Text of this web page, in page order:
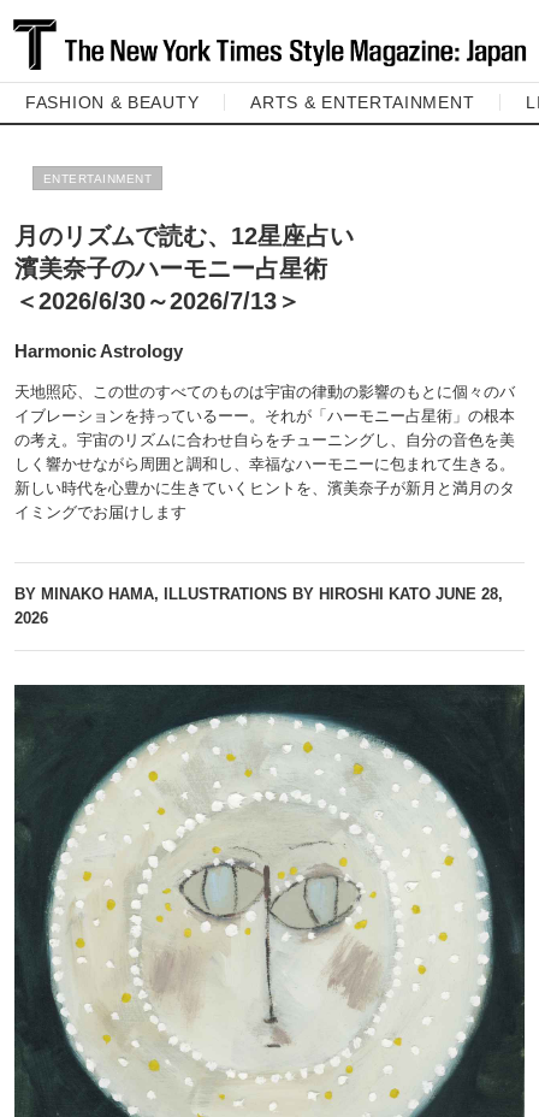
FASHION & BEAUTY ARTS & ENTERTAINMENT
ENTERTAINMENT
月のリズムで読む、12星座占い
濱美奈子のハーモニー占星術
＜2026/6/30～2026/7/13＞
Harmonic Astrology
天地照応、この世のすべてのものは宇宙の律動の影響のもとに個々のバ
イブレーションを持っているーー。それが「ハーモニー占星術」の根本
の考え。宇宙のリズムに合わせ自らをチューニングし、自分の音色を美
しく響かせながら周囲と調和し、幸福なハーモニーに包まれて生きる。
新しい時代を心豊かに生きていくヒントを、濱美奈子が新月と満月のタ
イミングでお届けします
BY MINAKO HAMA, ILLUSTRATIONS BY HIROSHI KATO JUNE 28,
2026